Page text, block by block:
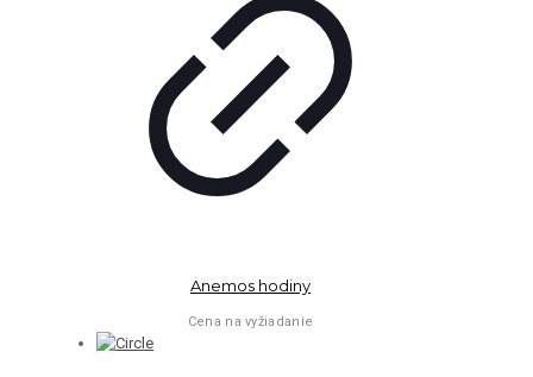
Anemos hodiny
Cena na vyžiadanie